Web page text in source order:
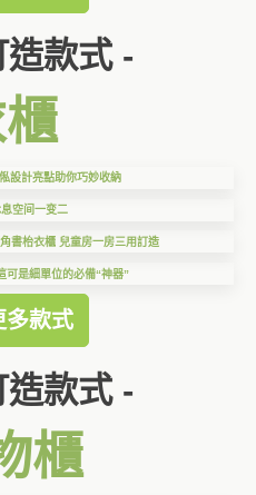
款式 -
設計亮點助你巧妙收納
空间一变二
書枱衣櫃 兒童房一房三用訂造
可是細單位的必備“神器”
多款式
款式 -
櫃